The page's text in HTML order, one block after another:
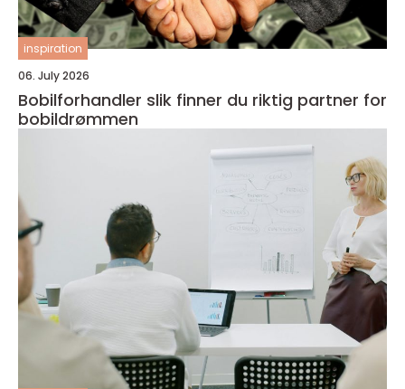
inspiration
06. July 2026
Bobilforhandler slik finner du riktig partner for
bobildrømmen